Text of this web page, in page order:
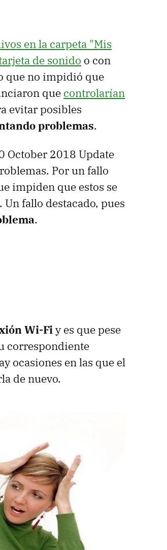
en la carpeta "Mis
de sonido o con
que no impidió que
que controlarían
evitar posibles
problemas.
October 2018 Update
Por un fallo
impiden que estos se
fallo destacado, pues
.
Wi-Fiy es que pese
correspondiente
ocasiones en las que el
de nuevo.